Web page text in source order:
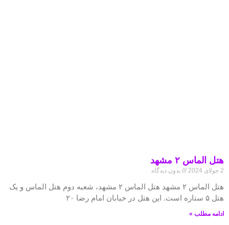
هتل الماس ۲ مشهد
2 جولای 2024 بدون دیدگاه
هتل الماس ۲ مشهد هتل الماس ۲ مشهد، شعبه دوم هتل الماس و یک
هتل ۵ ستاره است. این هتل در خیابان امام رضا ۲۰
ادامه مطلب »